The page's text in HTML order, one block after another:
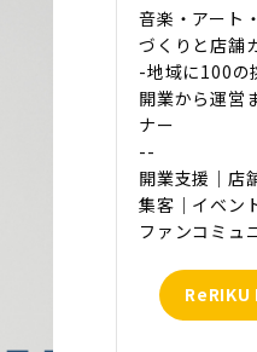
音楽・アート
づくりと店舗
-地域に100の
開業から運営
ナー
--
開業支援｜店
集客｜イベン
ファンコミュ